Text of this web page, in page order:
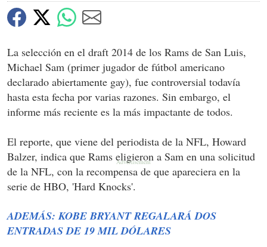
La selección en el draft 2014 de los Rams de San Luis,
Michael Sam (primer jugador de fútbol americano
declarado abiertamente gay), fue controversial todavía
hasta esta fecha por varias razones. Sin embargo, el
informe más reciente es la más impactante de todos.
El reporte, que viene del periodista de la NFL, Howard
Balzer, indica que Rams eligieron a Sam en una solicitud
de la NFL, con la recompensa de que apareciera en la
serie de HBO, 'Hard Knocks'.
ADEMÁS: KOBE BRYANT REGALARÁ DOS
ENTRADAS DE 19 MIL DÓLARES